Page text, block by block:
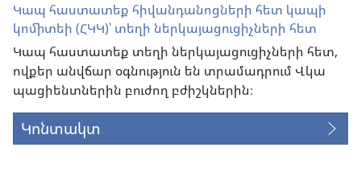
Կապ հաստատեք հիվանդանոցների հետ կապի
կոմիտեի (ՀԿԿ)՝ տեղի ներկայացուցիչների հետ
Կապ հաստատեք տեղի ներկայացուցիչների հետ,
ովքեր անվճար օգնություն են տրամադրում Վկա
պացիենտներին բուժող բժիշկներին։
Կոնտակտ